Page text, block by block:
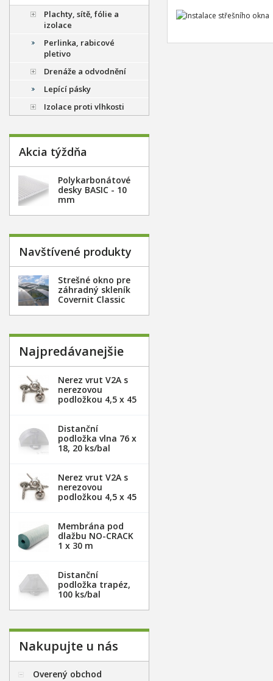
Plachty, sítě, fólie a
izolace
Perlinka, rabicové
pletivo
Drenáže a odvodnění
Lepící pásky
Izolace proti vlhkosti
Akcia týždňa
Polykarbonátové
desky BASIC - 10
mm
Navštívené produkty
Strešné okno pre
záhradný skleník
Covernit Classic
Najpredávanejšie
Nerez vrut V2A s
nerezovou
podložkou 4,5 x 45
Distanční
podložka vlna 76 x
18, 20 ks/bal
Nerez vrut V2A s
nerezovou
podložkou 4,5 x 45
Membrána pod
dlažbu NO-CRACK
1 x 30 m
Distanční
podložka trapéz,
100 ks/bal
Nakupujte u nás
Overený obchod